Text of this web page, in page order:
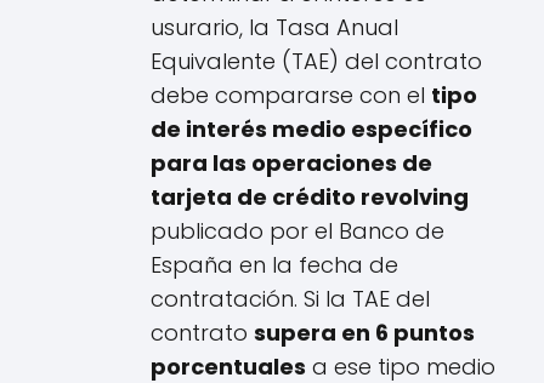
usurario, la Tasa Anual
Equivalente (TAE) del contrato
debe compararse con el tipo
de interés medio específico
para las operaciones de
tarjeta de crédito revolving
publicado por el Banco de
España en la fecha de
contratación. Si la TAE del
contrato supera en 6 puntos
porcentuales a ese tipo medio